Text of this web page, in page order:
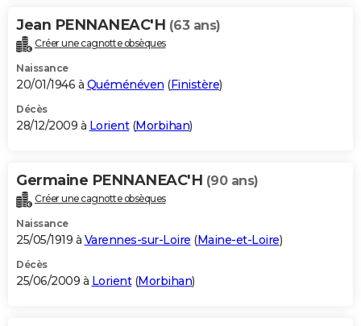
Jean PENNANEAC'H (63 ans)
Créer une cagnotte obsèques
Naissance
20/01/1946 à Quéménéven (Finistère)
Décès
28/12/2009 à Lorient(Morbihan)
Germaine PENNANEAC'H (90 ans)
Créer une cagnotte obsèques
Naissance
25/05/1919 à Varennes-sur-Loire (Maine-et-Loire)
Décès
25/06/2009 à Lorient(Morbihan)